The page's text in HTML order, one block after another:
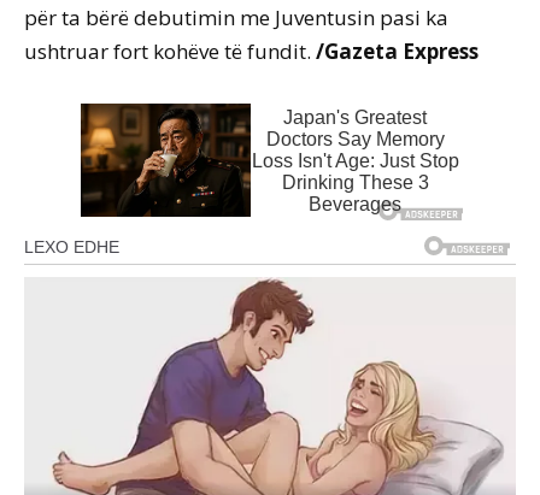
për ta bërë debutimin me Juventusin pasi ka
ushtruar fort kohëve të fundit. /Gazeta Express